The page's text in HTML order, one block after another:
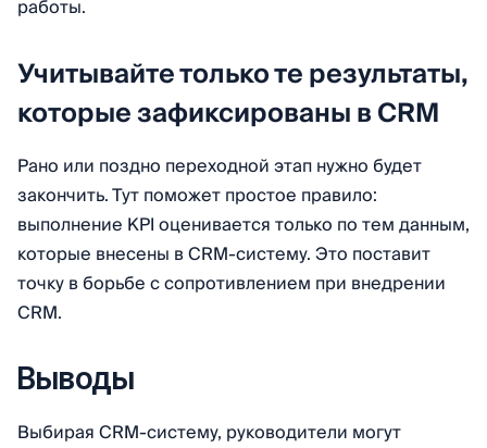
работы.
Учитывайте только те результаты,
которые зафиксированы в CRM
Рано или поздно переходной этап нужно будет
закончить. Тут поможет простое правило:
выполнение KPI оценивается только по тем данным,
которые внесены в CRM-систему. Это поставит
точку в борьбе с сопротивлением при внедрении
CRM.
Выводы
Выбирая CRM-систему, руководители могут